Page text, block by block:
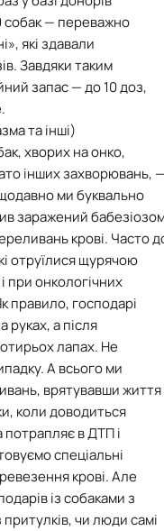
собак — переважно
які здавали
Завдяки таким
запас — до 10 доз,
та інші)
хворих на онко,
інших захворювань,
ми буквально
заражений
крові. Часто
отруїлися щурячою
при онкологічних
правило, господарі
руках, а після
лапах. Не
А всього ми
врятувавши життя
коли доводиться
в ДТП і
спеціальні
крові. Але
із собаками з
притулків, чи люди самі